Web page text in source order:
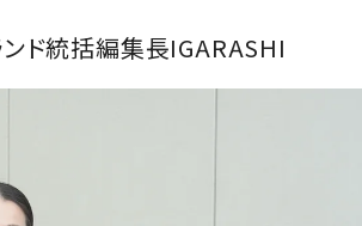
ド統括編集長IGARASHI